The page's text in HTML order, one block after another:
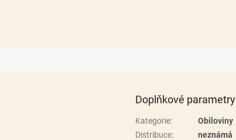
Doplňkové parametry
Kategorie:
Obiloviny
Distribuce:
neznámá